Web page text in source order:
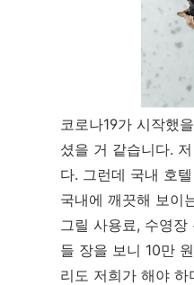
코로나19가 시작했
셨을 거 같습니다.
다. 그런데 국내 호
국내에 깨끗해 보이
그릴 사용료, 수영
들 장을 보니 10만
리도 저희가 해야